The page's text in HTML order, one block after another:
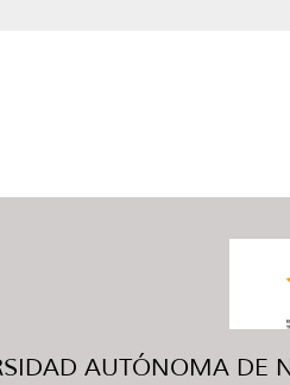
AUTÓNOMA DE